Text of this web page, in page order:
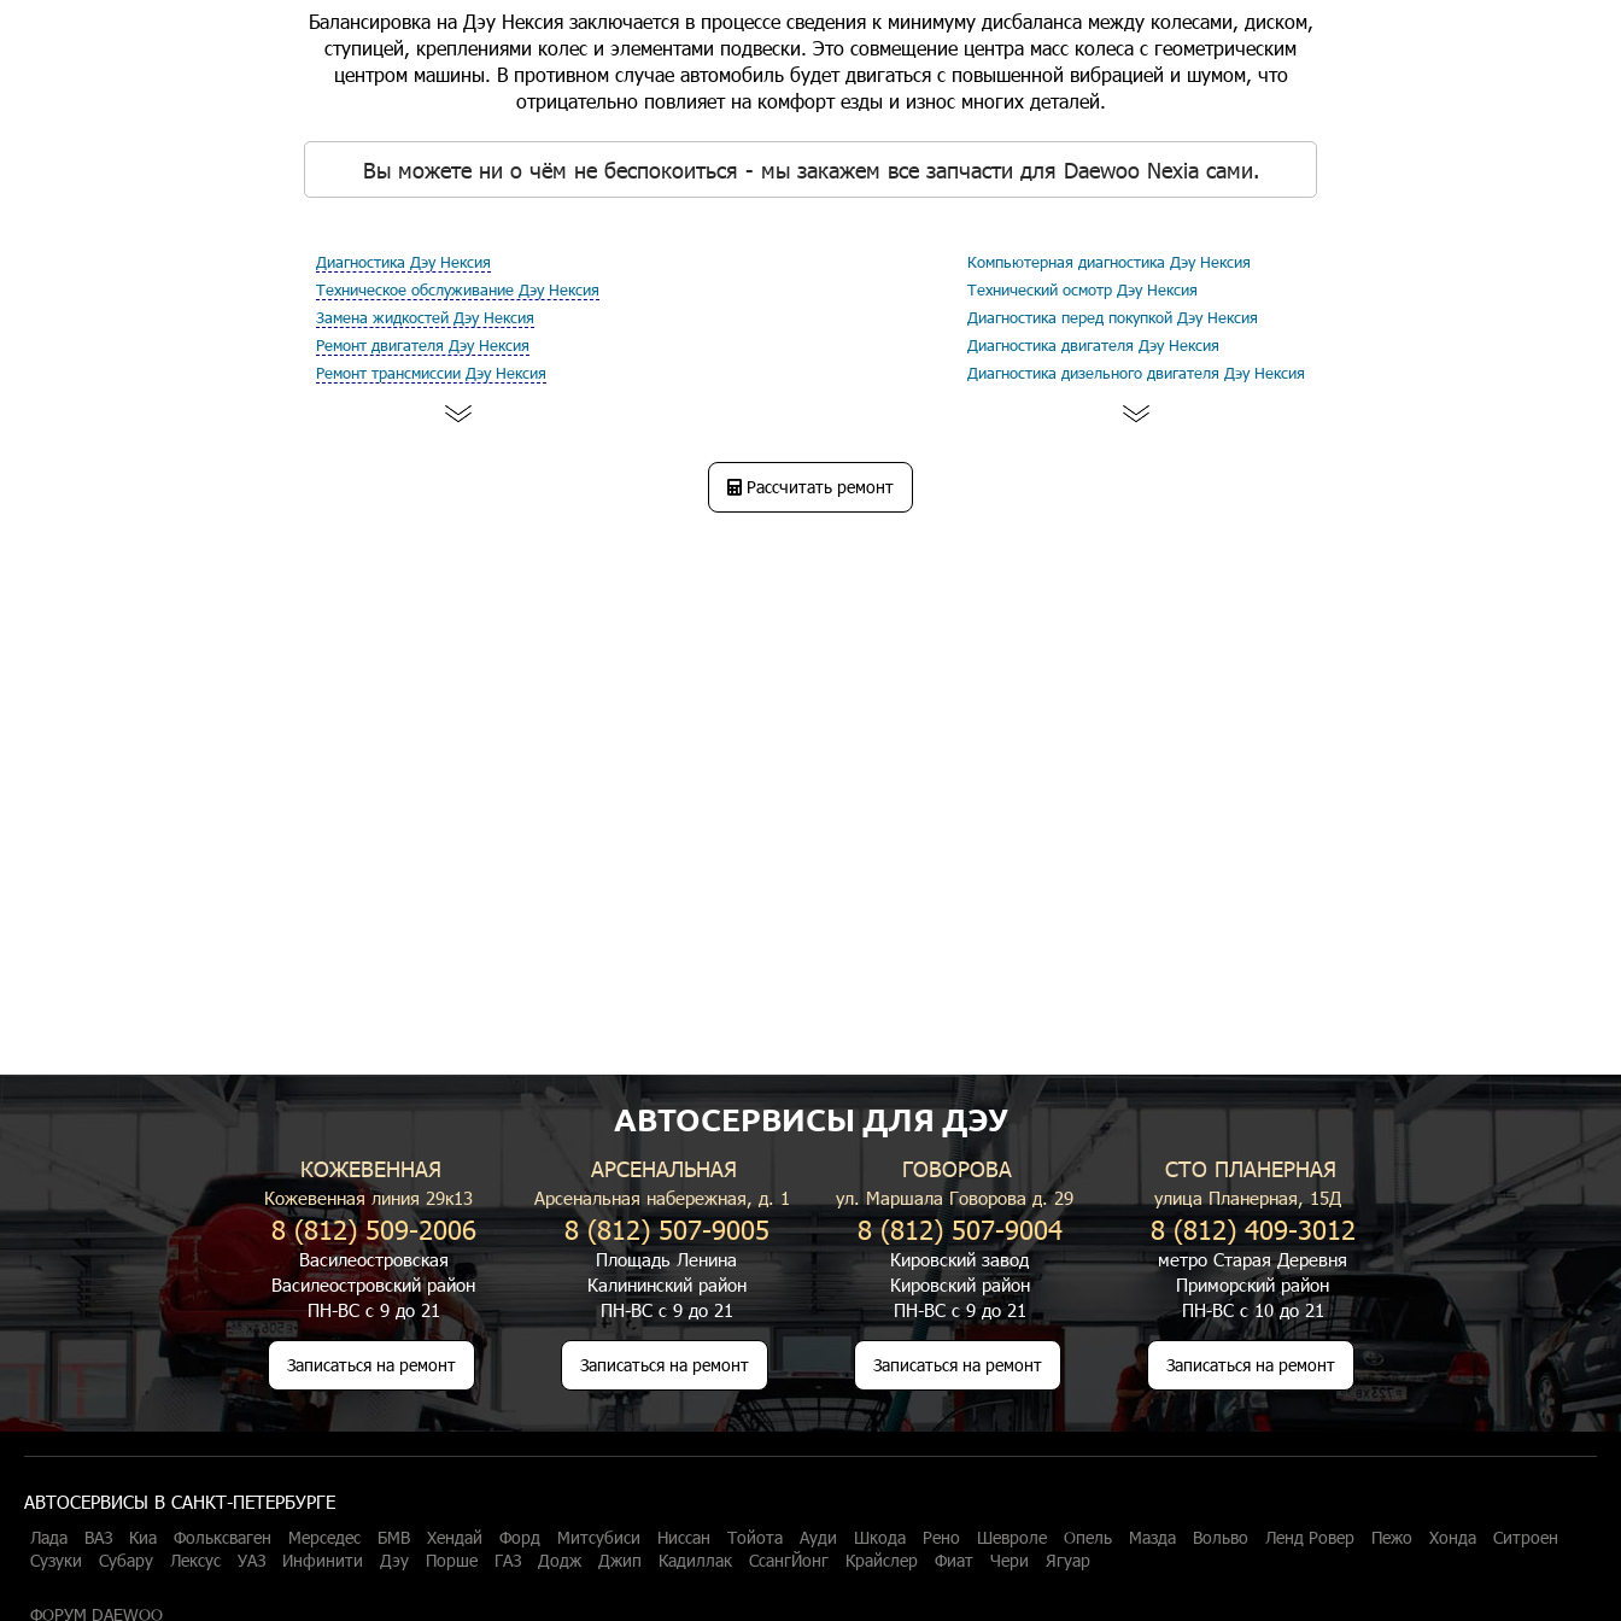
Балансировка на Дэу Нексия заключается в процессе сведения к минимуму дисбаланса между колесами, диском,
ступицей, креплениями колес и элементами подвески. Это совмещение центра масс колеса с геометрическим
центром машины. В противном случае автомобиль будет двигаться с повышенной вибрацией и шумом, что
отрицательно повлияет на комфорт езды и износ многих деталей.
Вы можете ни о чём не беспокоиться - мы закажем все запчасти для Daewoo Nexia сами.
Диагностика Дэу Нексия
Техническое обслуживание Дэу Нексия
Замена жидкостей Дэу Нексия
Ремонт двигателя Дэу Нексия
Ремонт трансмиссии Дэу Нексия
Компьютерная диагностика Дэу Нексия
Технический осмотр Дэу Нексия
Диагностика перед покупкой Дэу Нексия
Диагностика двигателя Дэу Нексия
Диагностика дизельного двигателя Дэу Нексия
Рассчитать ремонт
АВТОСЕРВИСЫ ДЛЯ ДЭУ
КОЖЕВЕННАЯ
Кожевенная линия 29к13
8 (812) 509-2006
Василеостровская
Василеостровский район
ПН-ВС с 9 до 21
Записаться на ремонт
АРСЕНАЛЬНАЯ
Арсенальная набережная, д. 1
8 (812) 507-9005
Площадь Ленина
Калининский район
ПН-ВС с 9 до 21
Записаться на ремонт
ГОВОРОВА
ул. Маршала Говорова д. 29
8 (812) 507-9004
Кировский завод
Кировский район
ПН-ВС с 9 до 21
Записаться на ремонт
СТО ПЛАНЕРНАЯ
улица Планерная, 15Д
8 (812) 409-3012
метро Старая Деревня
Приморский район
ПН-ВС с 10 до 21
Записаться на ремонт
АВТОСЕРВИСЫ В САНКТ-ПЕТЕРБУРГЕ
Лада ВАЗ Киа Фольксваген Мерседес БМВ Хендай Форд Митсубиси Ниссан Тойота Ауди Шкода Рено Шевроле Опель Мазда Вольво Ленд Ровер Пежо Хонда
Ситроен
Сузуки
Субару Лексус УАЗ Инфинити Дэу Порше ГАЗ Додж Джип Кадиллак СсангЙонг Крайслер Фиат Чери Ягуар
ФОРУМ DAEWOO